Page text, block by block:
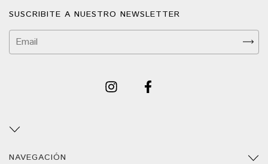
SUSCRIBITE A NUESTRO NEWSLETTER
NAVEGACIÓN